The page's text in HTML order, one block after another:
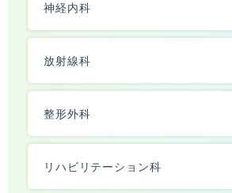
神経内科
放射線科
整形外科
リハビリテーション科